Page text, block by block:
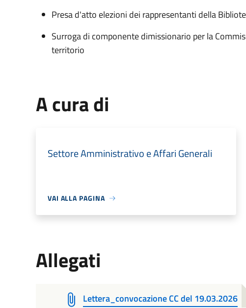
Presa d'atto elezioni dei rappresentanti della
Surroga di componente dimissionario per la
territorio
A cura di
Settore Amministrativo e Affari Generali
VAI ALLA PAGINA
Allegati
Lettera_convocazione CC del 19.03.2026